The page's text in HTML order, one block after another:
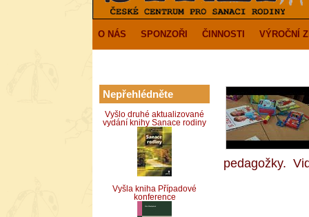
O NÁS SPONZOŘI ČINNOSTI VÝROČNÍ
Nepřehlédněte
Vyšlo druhé aktualizované
vydání knihy Sanace rodiny
Vyšla kniha Případové
konference
pedagožky.